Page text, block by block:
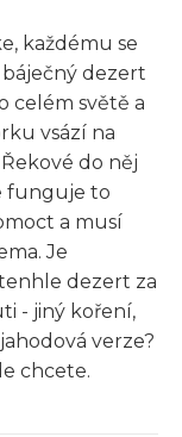
každému se
dezert
celém světě a
vsází na
do něj
funguje to
a musí
Je
dezert za
- jiný koření,
verze?
chcete.